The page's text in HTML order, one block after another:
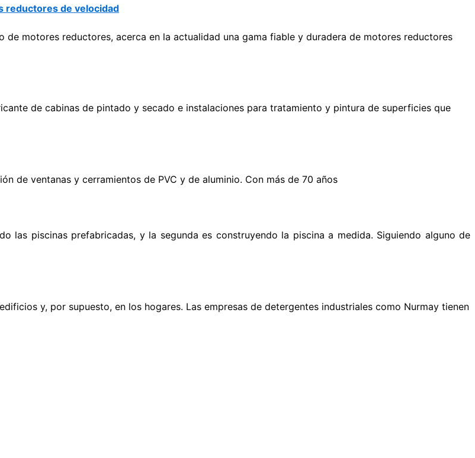
reductores de velocidad
de motores reductores, acerca en la actualidad una gama fiable y duradera de motores reductores
de cabinas de pintado y secado e instalaciones para tratamiento y pintura de superficies que
de ventanas y cerramientos de PVC y de aluminio. Con más de 70 años
las piscinas prefabricadas, y la segunda es construyendo la piscina a medida. Siguiendo alguno de
y, por supuesto, en los hogares. Las empresas de detergentes industriales como Nurmay tienen